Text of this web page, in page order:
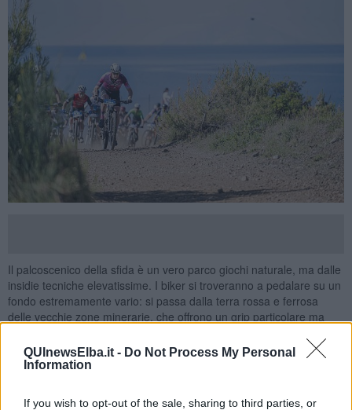
QUInewsElba.it - Do Not Process My Personal
Information
If you wish to opt-out of the sale, sharing to third parties, or
Il palcoscenico della sfida è un vero parco giochi naturale, ma dalle
insidie tecniche elevatissime. I biker si troveranno a pedalare su un
fondo estremamente vario: si passa dalla terra rossa e ferrosa
delle vecchie zone minerarie, che offrono un grip particolare ma
nelle foreste di macchia mediterranea. Le mulattiere del Monte
Calamita, con i loro tratti esposti e le pendenze che impennano
delle energie.